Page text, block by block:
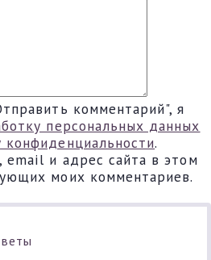
комментарий", я
персональных данных
конфиденциальности.
email и адрес сайта в этом
моих комментариев.